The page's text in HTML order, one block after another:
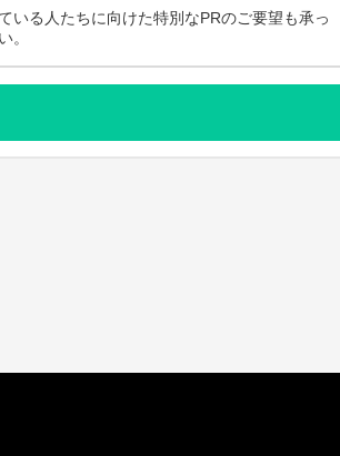
いる人たちに向けた特別なPRのご要望も承っ
。